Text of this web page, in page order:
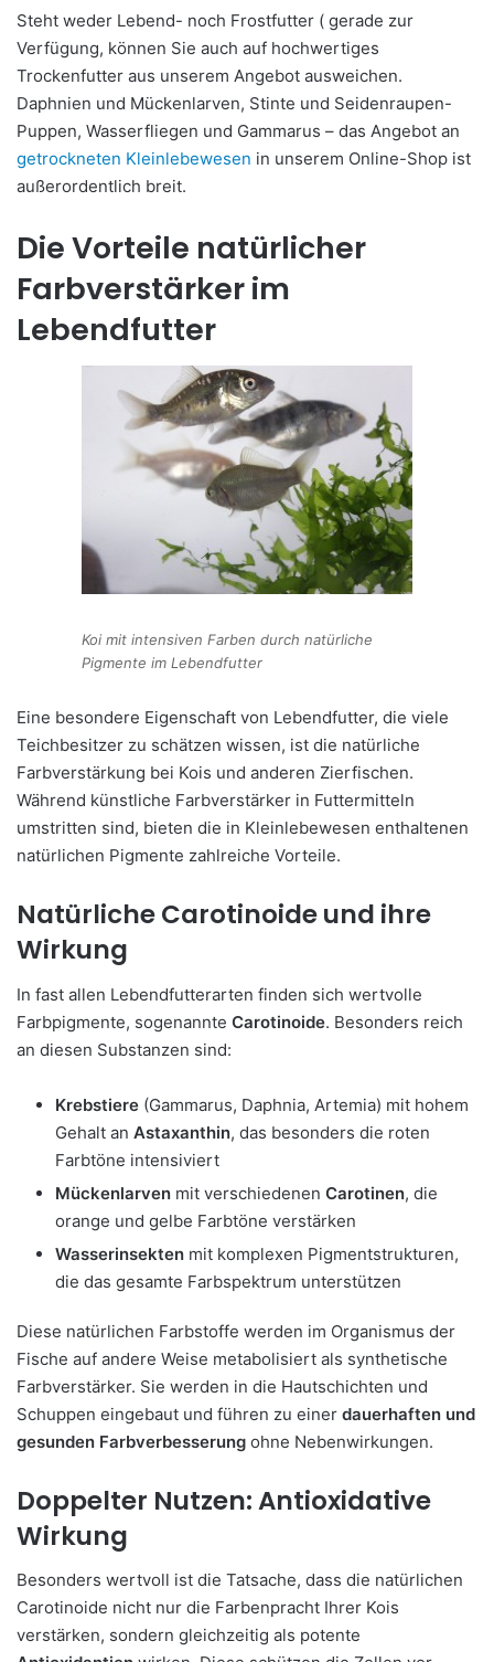
Steht weder Lebend- noch Frostfutter ( gerade zur
Verfügung, können Sie auch auf hochwertiges
Trockenfutter aus unserem Angebot ausweichen.
Daphnien und Mückenlarven, Stinte und Seidenraupen-
Puppen, Wasserfliegen und Gammarus – das Angebot an
getrockneten Kleinlebewesen in unserem Online-Shop ist
außerordentlich breit.
Die Vorteile natürlicher
Farbverstärker im
Lebendfutter
Koi mit intensiven Farben durch natürliche
Pigmente im Lebendfutter
Eine besondere Eigenschaft von Lebendfutter, die viele
Teichbesitzer zu schätzen wissen, ist die natürliche
Farbverstärkung bei Kois und anderen Zierfischen.
Während künstliche Farbverstärker in Futtermitteln
umstritten sind, bieten die in Kleinlebewesen enthaltenen
natürlichen Pigmente zahlreiche Vorteile.
Natürliche Carotinoide und ihre
Wirkung
In fast allen Lebendfutterarten finden sich wertvolle
Farbpigmente, sogenannte Carotinoide. Besonders reich
an diesen Substanzen sind:
Krebstiere (Gammarus, Daphnia, Artemia) mit hohem
Gehalt an Astaxanthin, das besonders die roten
Farbtöne intensiviert
Mückenlarven mit verschiedenen Carotinen, die
orange und gelbe Farbtöne verstärken
Wasserinsekten mit komplexen Pigmentstrukturen,
die das gesamte Farbspektrum unterstützen
Diese natürlichen Farbstoffe werden im Organismus der
Fische auf andere Weise metabolisiert als synthetische
Farbverstärker. Sie werden in die Hautschichten und
Schuppen eingebaut und führen zu einer dauerhaften und
gesunden Farbverbesserung ohne Nebenwirkungen.
Doppelter Nutzen: Antioxidative
Wirkung
Besonders wertvoll ist die Tatsache, dass die natürlichen
Carotinoide nicht nur die Farbenpracht Ihrer Kois
verstärken, sondern gleichzeitig als potente